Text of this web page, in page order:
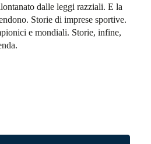
dalle leggi razziali. E la
Storie di imprese sportive.
e mondiali. Storie, infine,